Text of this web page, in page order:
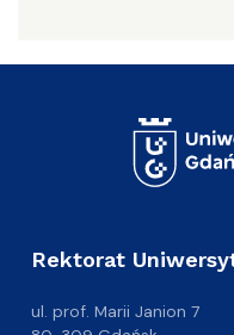
Rektorat
ul. prof. Marii Janion 7